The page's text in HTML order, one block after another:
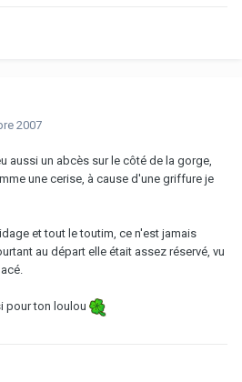
2007
aussi un abcès sur le côté de la gorge,
une cerise, à cause d'une griffure je
et tout le toutim, ce n'est jamais
au départ elle était assez réservé, vu
pour ton loulou